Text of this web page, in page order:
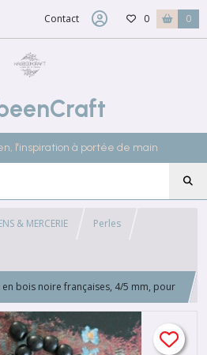
Contact 0 0
l'inspiration à portée de main
& MERCERIE Perles
bois noire françaises, 4/5 mm, pour